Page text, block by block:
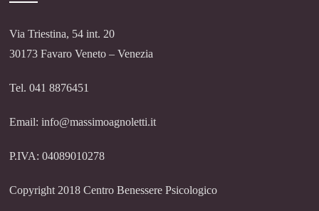
Via Triestina, 54 int. 20
30173 Favaro Veneto – Venezia
Tel. 041 8876451
Email: info@massimoagnoletti.it
P.IVA: 04089010278
Copyright 2018 Centro Benessere Psicologico